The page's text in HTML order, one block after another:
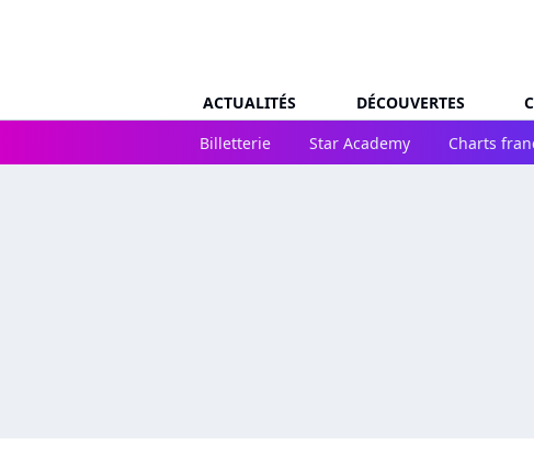
ACTUALITÉS DÉCOUVERTES
Billetterie
Star Academy Charts